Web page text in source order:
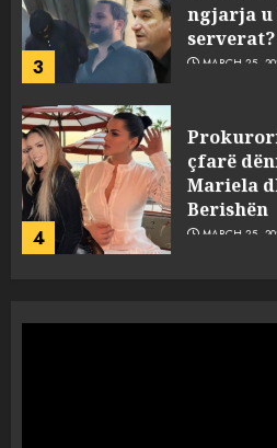
4
Mariela
Berishën
MARCH 25,
5
“Ai që
ngjau me
dëshmia
flet për
plagosën!